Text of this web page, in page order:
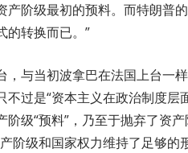
产阶级最初的预料。而特朗普
的转换而已。”
，与当初波拿巴在法国上台一
不过是“资本主义在政治制度
级“预料”，乃至于抛弃了资
阶级和国家权力维持了足够